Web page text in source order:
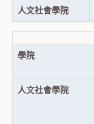
人文社會學院
學院
人文社會學院